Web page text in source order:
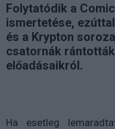
Folytatódik a
ismertetése,
és a Krypton
csatornák
előadásaikról.
Ha esetleg